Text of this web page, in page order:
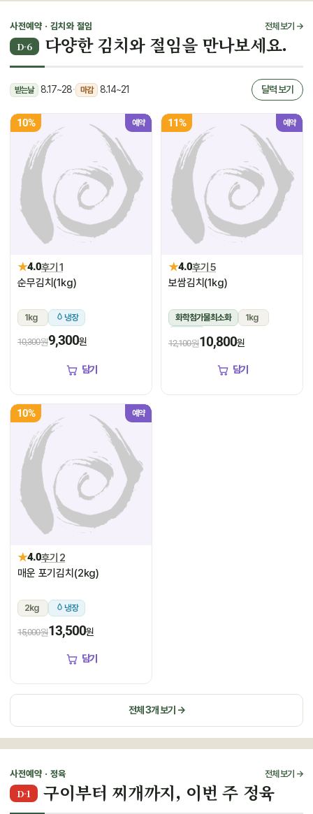
사전예약 · 김치와 절임 전체 보기 →
D-6 다양한 김치와 절임을 만나보세요.
받는날 8.17~28· 마감 8.14~21 달력 보기
10% 예약
★4.0후기 1
순무김치(1kg)
1kg 냉장
10,300원9,300원
담기
11% 예약
★4.0후기 5
보쌈김치(1kg)
화학첨가물최소화
1kg
12,100원10,800원
담기
10% 예약
★4.0후기 2
매운 포기김치(2kg)
2kg 냉장
15,000원13,500원
담기
전체 3개 보기 →
사전예약 · 정육 전체 보기 →
D-1 구이부터 찌개까지, 이번 주 정육